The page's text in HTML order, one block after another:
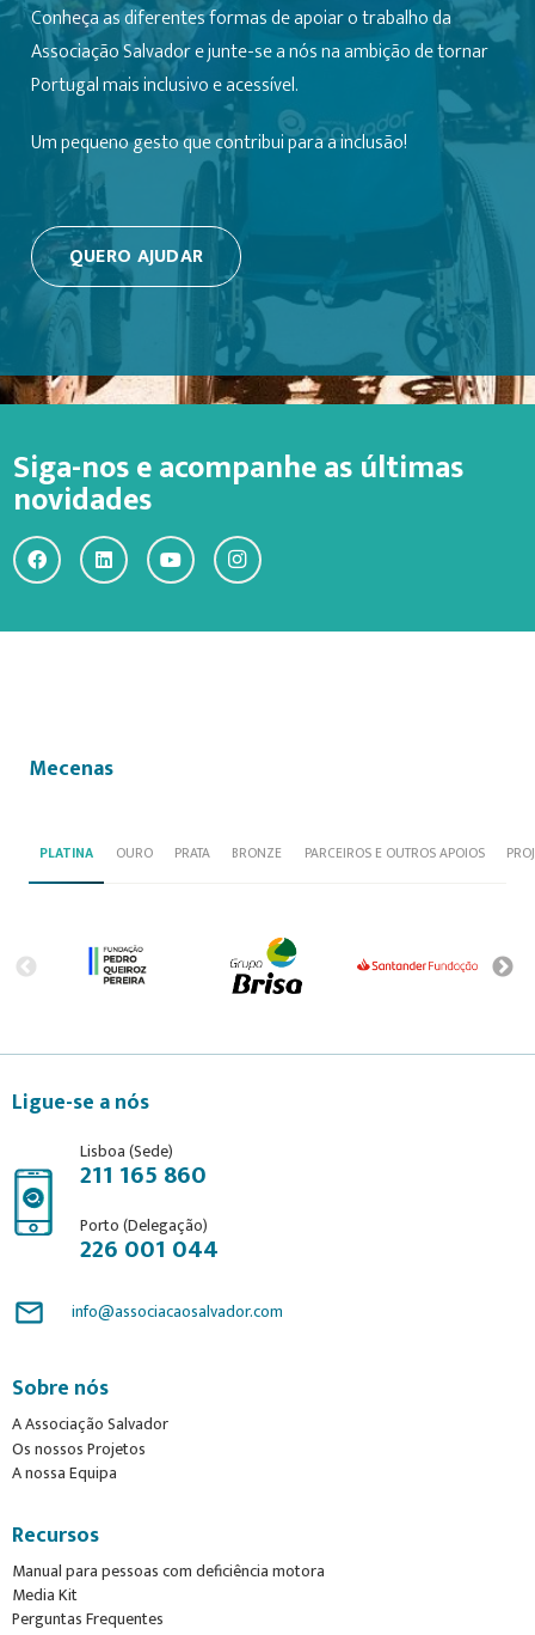
Conheça as diferentes formas de apoiar o trabalho da
Associação Salvador e junte-se a nós na ambição de tornar
Portugal mais inclusivo e acessível.
Um pequeno gesto que contribui para a inclusão!
QUERO AJUDAR
Siga-nos e acompanhe as últimas
novidades
Mecenas
PLATINA OURO PRATA BRONZE PARCEIROS E OUTROS APOIOS
Ligue-se a nós
Lisboa (Sede)
211 165 860
Porto (Delegação)
226 001 044
mail_outline info@associacaosalvador.com
Sobre nós
A Associação Salvador
Os nossos Projetos
A nossa Equipa
Recursos
Manual para pessoas com deficiência motora
Media Kit
Perguntas Frequentes